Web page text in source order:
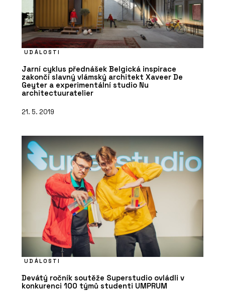
UDÁLOSTI
Jarní cyklus přednášek Belgická inspirace
zakončí slavný vlámský architekt Xaveer De
Geyter a experimentální studio Nu
architectuuratelier
21. 5. 2019
UDÁLOSTI
Devátý ročník soutěže Superstudio ovládli v
konkurenci 100 týmů studenti UMPRUM